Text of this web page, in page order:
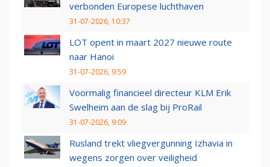
verbonden Europese luchthaven
31-07-2026, 10:37
LOT opent in maart 2027 nieuwe route
naar Hanoi
31-07-2026, 9:59
Voormalig financieel directeur KLM Erik
Swelheim aan de slag bij ProRail
31-07-2026, 9:09
Rusland trekt vliegvergunning Izhavia in
wegens zorgen over veiligheid